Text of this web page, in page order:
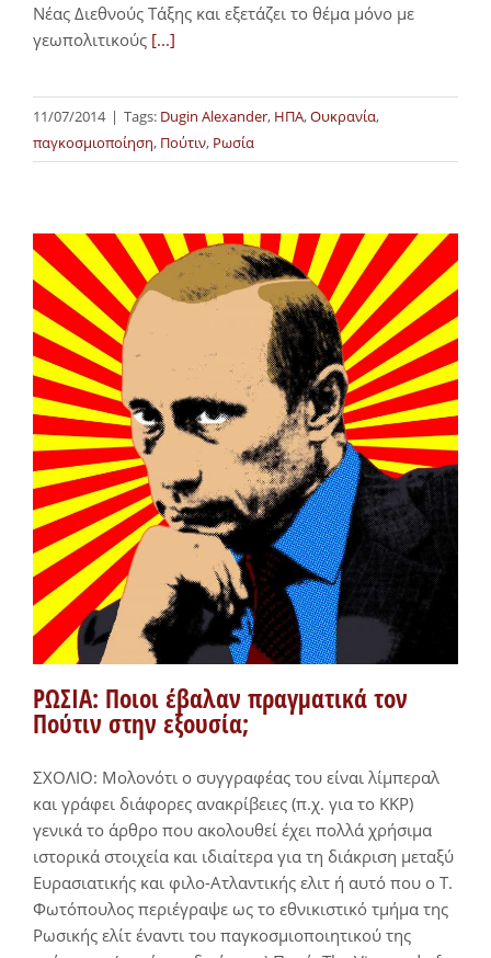
Νέας Διεθνούς Τάξης και εξετάζει το θέμα μόνο με
γεωπολιτικούς [...]
11/07/2014 | Tags: Dugin Alexander, ΗΠΑ,Ουκρανία,
παγκοσμιοποίηση, Πούτιν, Ρωσία
ΡΩΣΙΑ: Ποιοι έβαλαν πραγματικά τον
Πούτιν στην εξουσία;
ΣΧΟΛΙΟ: Μολονότι ο συγγραφέας του είναι λίμπεραλ
και γράφει διάφορες ανακρίβειες (π.χ. για το ΚΚΡ)
γενικά το άρθρο που ακολουθεί έχει πολλά χρήσιμα
ιστορικά στοιχεία και ιδιαίτερα για τη διάκριση μεταξύ
Ευρασιατικής και φιλο-Ατλαντικής ελιτ ή αυτό που ο Τ.
Φωτόπουλος περιέγραψε ως το εθνικιστικό τμήμα της
Ρωσικής ελίτ έναντι του παγκοσμιοποιητικού της